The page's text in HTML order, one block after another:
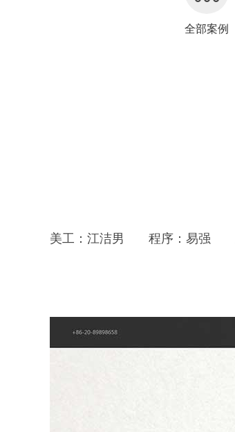
全部案例
美工：江洁男 程序：易强